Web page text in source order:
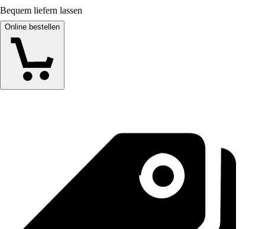
Bequem liefern lassen
Online bestellen